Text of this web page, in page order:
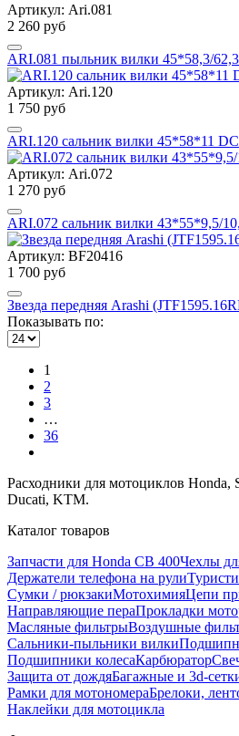
Артикул: Ari.081
2 260 руб
ARI.081 пыльник вилки 45*58,3/
Артикул: Ari.120
1 750 руб
ARI.120 сальник вилки 45*58*11
Артикул: Ari.072
1 270 руб
ARI.072 сальник вилки 43*55*9,5/
Артикул: BF20416
1 700 руб
Звезда передняя Arashi
Показывать по:
1
2
3
…
36
Расходники для мотоциклов Honda,
Ducati, KTM.
Каталог товаров
Запчасти для Honda CB 400Чехлы
Держатели телефона на рули
Сумки / рюкзакиМотохимияЦепи
Направляющие пераПрокладки
Масляные фильтрыВоздушные
Сальники-пыльники вилки
Подшипники колесаКарбюратор
Защита от дождяБагажные и 3d-
Рамки для мотономераБрелоки,
Наклейки для мотоцикла